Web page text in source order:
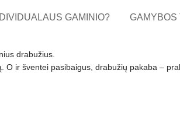
GAMINIO? GAMYBOS
drabužius.
ir šventei pasibaigus, drabužių pakaba –